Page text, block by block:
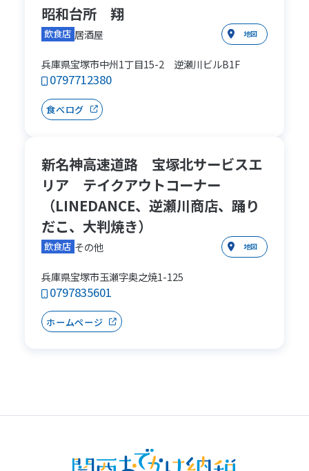
昭和台所 翔
飲食店 居酒屋 地図
兵庫県宝塚市中州1丁目15-2 逆瀬川ビルB1F
0797712380
食べログ
新名神高速道路 宝塚北サービスエ
リア テイクアウトコーナー
（LINEDANCE、逆瀬川商店、踊り
だこ、大判焼き）
飲食店 その他 地図
兵庫県宝塚市玉瀬字奥之焼1-125
0797835601
ホームページ